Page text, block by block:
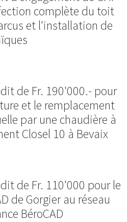
complète du toit
et l'installation de
de Fr. 190'000.- pour
et le remplacement
par une chaudière à
Closel 10 à Bevaix
de Fr. 110'000 pour le
de Gorgier au réseau
BéroCAD